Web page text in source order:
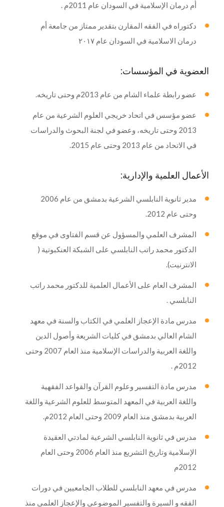
أم درمان الإسلامية في السودان عام 2011م .
دكتوراه في الفقه المقارن بتقدير ممتاز من جامعة أم
درمان الاسلامية في السودان عام ٢٠١٧
العضوية في المؤسسات:
عضو رابطة علماء الشام من عام 2013م وحتى تاريخه.
عضو مؤسس في اتحاد خريجي العلوم الشرعية من عام
2013 وحتى تاريخه، وعضو في لجنة البحوث والدراسات
في الاتحاد من عام 2013 وحتى عام 2015.
الأعمال العلمية والإدارية:
مدير ثانوية النابلسي الشرعية بدمشق من عام 2006
وحتى عام 2012.
المشرف العلمي والمسؤول عن قسم الفتاوى في موقع
الدكتور محمد راتب النابلسي على الشبكة العنكبوتية (
الانترنيت).
المشرف العام على الأعمال العلمية للدكتور محمد راتب
النابلسي .
مدرس مادة الإعجاز العلمي في الكتاب والسنة في معهد
الشام العالي بدمشق في كليات الشريعة وأصول الدين
واللغة العربية والدراسات الإسلامية منذ العام 2007 وحتى
2012م .
مدرس مادة التفسير وعلوم القرآن والقواعد الفقهية
واللغة العربية في المعهد المتوسط للعلوم الشرعية واللغة
العربية بدمشق منذ العام 2009 وحتى العام 2012م.
مدرس في ثانوية النابلسي الشرعية لمادتي العقيدة
الإسلامية وتاريخ التشريع منذ العام 2006 وحتى العام
2012م
مدرس في معهد النابلسي للطلاب الجامعيين في دورات
الفقه و السيرة والتفسير الموضوعي والإعجاز العلمي منذ